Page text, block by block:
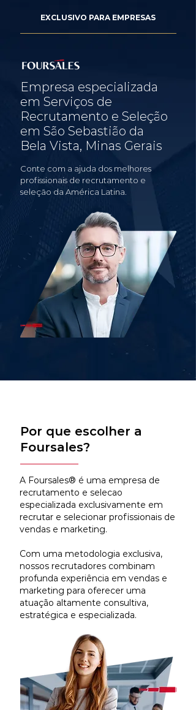
EXCLUSIVO PARA EMPRESAS
Empresa especializada
em Serviços de
Recrutamento e Seleção
em São Sebastião da
Bela Vista, Minas Gerais
Conte com a ajuda dos melhores
profissionais de recrutamento e
seleção da América Latina.
Por que escolher a
Foursales?
A Foursales® é uma empresa de
recrutamento e selecao
especializada exclusivamente em
recrutar e selecionar profissionais de
vendas e marketing.
Com uma metodologia exclusiva,
nossos recrutadores combinam
profunda experiência em vendas e
marketing para oferecer uma
atuação altamente consultiva,
estratégica e especializada.